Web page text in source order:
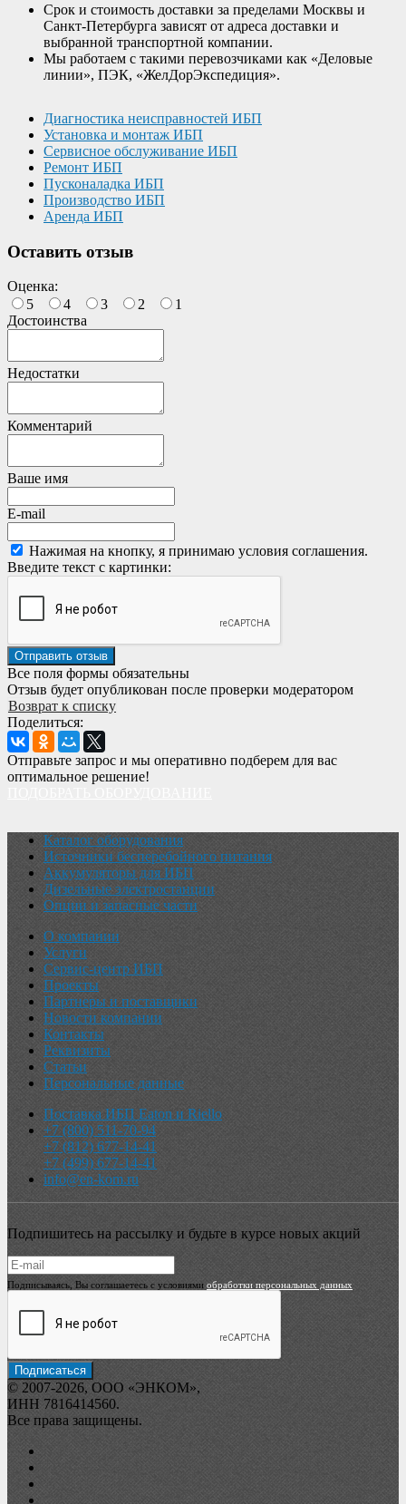
Срок и стоимость доставки за пределами Москвы и
Санкт-Петербурга зависят от адреса доставки и
выбранной транспортной компании.
Мы работаем с такими перевозчиками как «Деловые
линии», ПЭК, «ЖелДорЭкспедиция».
Диагностика неисправностей ИБП
Установка и монтаж ИБП
Сервисное обслуживание ИБП
Ремонт ИБП
Пусконаладка ИБП
Производство ИБП
Аренда ИБП
Оставить отзыв
Оценка:
5
4 3 2
1
Достоинства
Недостатки
Комментарий
Ваше имя
E-mail
Нажимая на кнопку, я принимаю условия соглашения.
Введите текст с картинки:
Все поля формы обязательны
Отзыв будет опубликован после проверки модератором
Возврат к списку
Поделиться:
Отправьте запрос и мы оперативно подберем для вас
оптимальное решение!
Каталог оборудования
Источники бесперебойного питания
Аккумуляторы для ИБП
Дизельные электростанции
Опции и запасные части
О компании
Услуги
Сервис-центр ИБП
Проекты
Партнеры и поставщики
Новости компании
Контакты
Реквизиты
Статьи
Персональные данные
Поставка ИБП Eaton и Riello
+7 (800) 511-70-94
+7 (812) 677-14-41
+7 (499) 677-14-41
info@en-kom.ru
Подпишитесь на рассылку и будьте в курсе новых акций
Подписываясь, Вы соглашаетесь с условиями обработки персональных данных
© 2007-2026, ООО «ЭНКОМ»,
ИНН 7816414560.
Все права защищены.